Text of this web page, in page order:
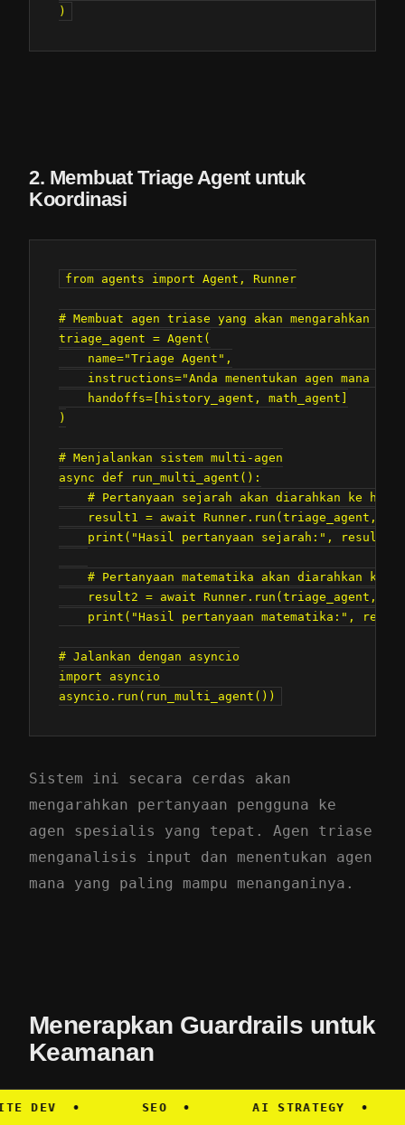
2. Membuat Triage Agent untuk
Koordinasi
from agents import Agent, Runner
# Membuat agen triase yang akan mengarahkan
triage_agent = Agent(
    name="Triage Agent",
instructions="Anda menentukan agen mana
    handoffs=[history_agent, math_agent]
)
# Menjalankan sistem multi-agen
async def run_multi_agent():
# Pertanyaan sejarah akan diarahkan ke
result1 = await Runner.run(triage_agent,
print("Hasil pertanyaan sejarah:",
# Pertanyaan matematika akan diarahkan ke
result2 = await Runner.run(triage_agent,
print("Hasil pertanyaan matematika:",
# Jalankan dengan asyncio
import asyncio
Sistem ini secara cerdas akan
mengarahkan pertanyaan pengguna ke
agen spesialis yang tepat. Agen triase
menganalisis input dan menentukan agen
mana yang paling mampu menanganinya.
Menerapkan Guardrails untuk
Keamanan
• • AI STRATEGY •